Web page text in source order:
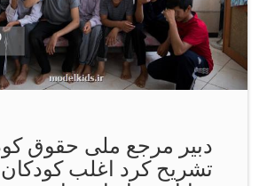
دبیر مرجع ملی حقوق كودك
تشریح كرد اغلب کودکان